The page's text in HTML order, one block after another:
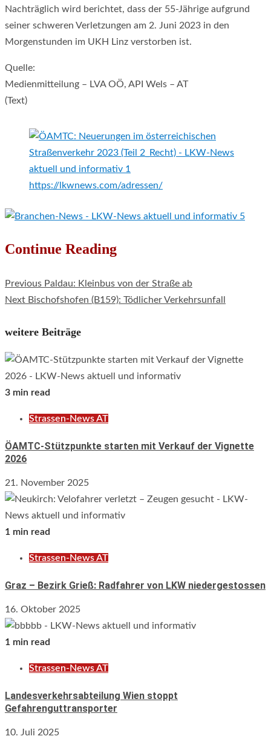
Nachträglich wird berichtet, dass der 55-Jährige aufgrund
seiner schweren Verletzungen am 2. Juni 2023 in den
Morgenstunden im UKH Linz verstorben ist.
Quelle:
Medienmitteilung – LVA OÖ, API Wels – AT
(Text)
https://lkwnews.com/adressen/
Continue Reading
Previous Paldau: Kleinbus von der Straße ab
Next Bischofshofen (B159): Tödlicher Verkehrsunfall
weitere Beiträge
3 min read
Strassen-News AT
ÖAMTC-Stützpunkte starten mit Verkauf der Vignette
2026
21. November 2025
1 min read
Strassen-News AT
Graz – Bezirk Grieß: Radfahrer von LKW niedergestossen
16. Oktober 2025
1 min read
Strassen-News AT
Landesverkehrsabteilung Wien stoppt
Gefahrenguttransporter
10. Juli 2025